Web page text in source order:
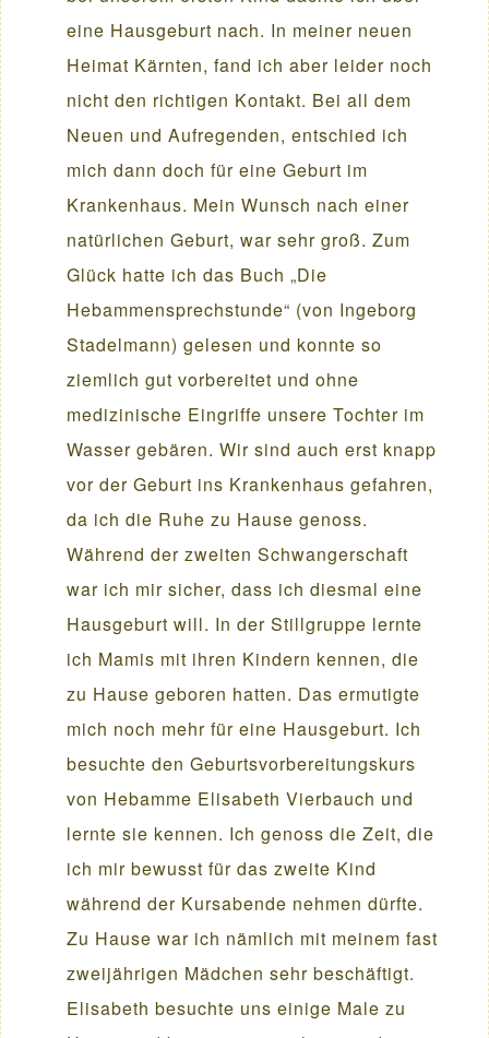
eine Hausgeburt nach. In meiner neuen
Heimat Kärnten, fand ich aber leider noch
nicht den richtigen Kontakt. Bei all dem
Neuen und Aufregenden, entschied ich
mich dann doch für eine Geburt im
Krankenhaus. Mein Wunsch nach einer
natürlichen Geburt, war sehr groß. Zum
Glück hatte ich das Buch „Die
Hebammensprechstunde“ (von Ingeborg
Stadelmann) gelesen und konnte so
ziemlich gut vorbereitet und ohne
medizinische Eingriffe unsere Tochter im
Wasser gebären. Wir sind auch erst knapp
vor der Geburt ins Krankenhaus gefahren,
da ich die Ruhe zu Hause genoss.
Während der zweiten Schwangerschaft
war ich mir sicher, dass ich diesmal eine
Hausgeburt will. In der Stillgruppe lernte
ich Mamis mit ihren Kindern kennen, die
zu Hause geboren hatten. Das ermutigte
mich noch mehr für eine Hausgeburt. Ich
besuchte den Geburtsvorbereitungskurs
von Hebamme Elisabeth Vierbauch und
lernte sie kennen. Ich genoss die Zeit, die
ich mir bewusst für das zweite Kind
während der Kursabende nehmen dürfte.
Zu Hause war ich nämlich mit meinem fast
zweijährigen Mädchen sehr beschäftigt.
Elisabeth besuchte uns einige Male zu